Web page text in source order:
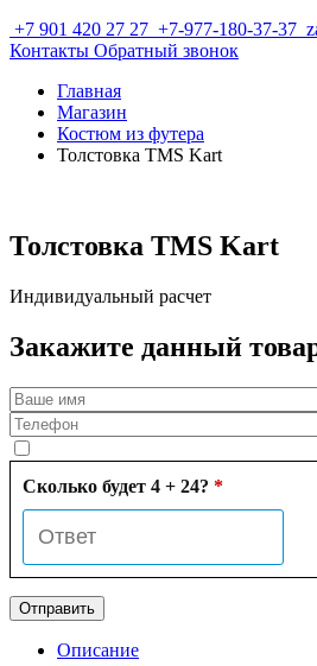
+7 901 420 27 27 +7-977-180-37-37
Контакты Обратный звонок
Главная
Магазин
Костюм из футера
Толстовка TMS Kart
Толстовка TMS Kart
Индивидуальный расчет
Закажите данный
Сколько будет 4 + 24? *
Описание